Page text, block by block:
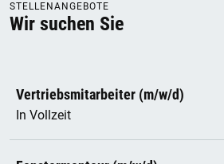
STELLENANGEBOTE
Wir suchen Sie
Vertriebsmitarbeiter (m/w/d)
In Vollzeit